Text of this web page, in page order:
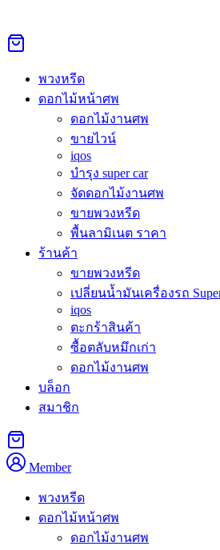
content
พวงหรีด
ดอกไม้หน้าศพ
ดอกไม้งานศพ
ขายไวน์
iqos
บำรุง super car
จัดดอกไม้งานศพ
ขายพวงหรีด
พื้นลามิเนต ราคา
ร้านค้า
ขายพวงหรีด
เปลี่ยนน้ำมันเครื่องรถ
iqos
ตะกร้าสินค้า
ซื้อตลับหมึกเก่า
ดอกไม้งานศพ
บล็อก
สมาชิก
Member
พวงหรีด
ดอกไม้หน้าศพ
ดอกไม้งานศพ
Search
for:
บทเรียนจากศาลาวัดในกรุงเทพฯ
ข่าวสาร-เมื่อครอบครัวหนึ่งเ
เมื่อครอบครัวหนึ่งเลือกพ
ธรรมะแทนดอกไม้สด บท
กรกฎาคม 3, 2026
เรื่องราวต่อไปนี้เรียบเรียงจากสถานก
ศาลาวัดทั่วกรุงเทพฯ เมื่อครอบครัวหนึ่